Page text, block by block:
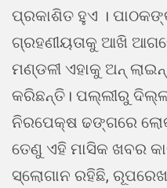
ପ୍ରକାଶିତ ହୁଏ ।
ଗ୍ରହଣୀୟତାକୁ ଆଖି
ମଣ୍ଡଳୀ ଏହାକୁ ଅନ୍
କରିଛନ୍ତି। ପଲ୍ଲୀରୁ
ନିରପେକ୍ଷ ଢଙ୍ଗରେ
ତେଣୁ ଏହି ମାସିକ ଖବର
ସ୍ଲୋଗାନ ରହିଛି,